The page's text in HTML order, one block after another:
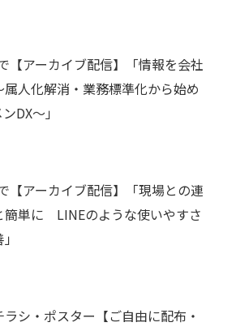
【アーカイブ配信】「情報を会社
人化解消・業務標準化から始め
DX～」
【アーカイブ配信】「現場との連
簡単に LINEのような使いやすさ
シ・ポスター【ご自由に配布・